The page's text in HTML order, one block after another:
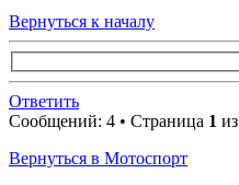
Вернуться к началу
Ответить
Сообщений: 4 • Страница 1 из
Вернуться в Мотоспорт